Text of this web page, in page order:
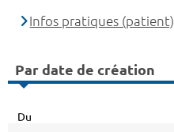
Infos pratiques (patient)
Par date de création
Du